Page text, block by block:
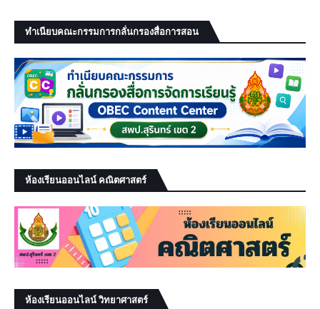
ทำเนียบคณะกรรมการกลั่นกรองสื่อการสอน
ห้องเรียนออนไลน์ คณิตศาสตร์
ห้องเรียนออนไลน์ วิทยาศาสตร์